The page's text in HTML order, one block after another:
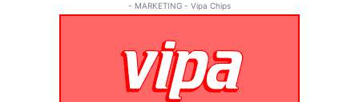
- MARKETING - Vipa Chips